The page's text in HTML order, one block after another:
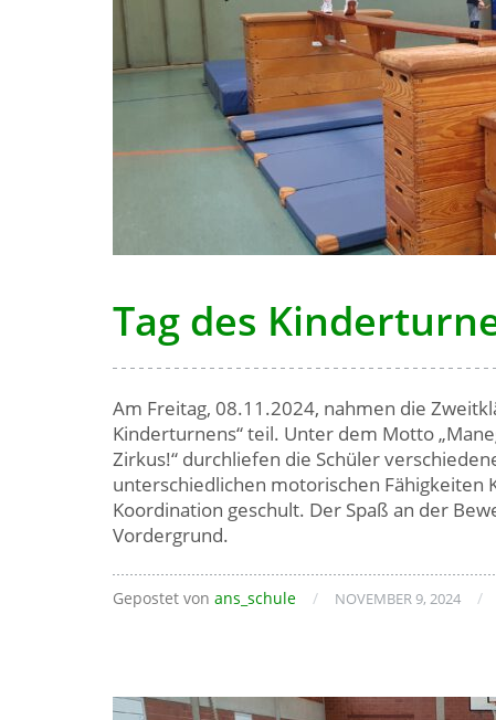
Tag des
Am Freitag, 08.11.2024, nahmen die
Kinderturnens“ teil. Unter dem Motto
Zirkus!“ durchliefen die Schüler
unterschiedlichen motorischen Fähigkeiten
Koordination geschult. Der Spaß an der
Vordergrund.
Gepostet von ans_schule / NOVEMBER 9, 2024 /